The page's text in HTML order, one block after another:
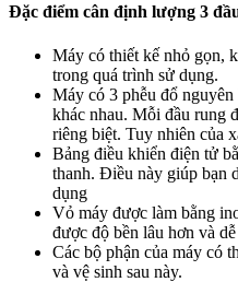
Đặc điểm cân định lượng 3
Máy có thiết kế nhỏ gọn,
trong quá trình sử dụng.
Máy có 3 phễu đổ
khác nhau. Mỗi đầu rung
riêng biệt. Tuy nhiên của
Bảng điều khiển điện tử
thanh. Điều này giúp bạn
dụng
Vỏ máy được làm bằng
được độ bền lâu hơn và
Các bộ phận của máy có
và vệ sinh sau này.